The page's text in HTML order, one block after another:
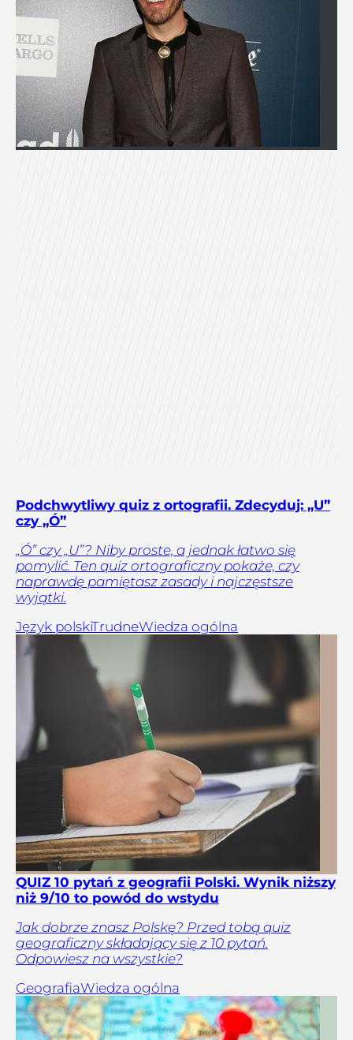
Podchwytliwy quiz z ortografii. Zdecyduj: „U”
czy „Ó”
„Ó” czy „U”? Niby proste, a jednak łatwo się
pomylić. Ten quiz ortograficzny pokaże, czy
naprawdę pamiętasz zasady i najczęstsze
wyjątki.
Język polskiTrudneWiedza ogólna
QUIZ 10 pytań z geografii Polski. Wynik niższy
niż 9/10 to powód do wstydu
Jak dobrze znasz Polskę? Przed tobą quiz
geograficzny składający się z 10 pytań.
Odpowiesz na wszystkie?
GeografiaWiedza ogólna